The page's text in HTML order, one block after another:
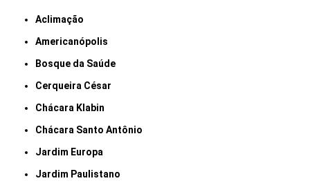
Aclimação
Americanópolis
Bosque da Saúde
Cerqueira César
Chácara Klabin
Chácara Santo Antônio
Jardim Europa
Jardim Paulistano